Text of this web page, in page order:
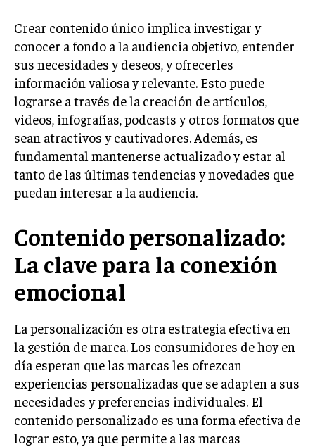
EMPRENDIMIENTO
INNOVACIÓN EMPRESARIAL
GESTIÓN DEL CAMBIO
LIDERAZGO
HABILIDADES DIRECTIVAS
EMPRENDIMIENTO
PLANIFICACIÓN EMPRESARIAL
FINANZAS Y CONTABILIDAD
GESTIÓN DE RECURSOS FINANCIEROS
INVERSIONES Y MERCADOS FINANCIEROS
ECONOMÍA EMPRESARIAL
INTERNACIONAL
NEGOCIOS INTERNACIONALES
COMERCIO INTERNACIONAL
EXPANSIÓN GLOBAL
Crear contenido único implica investigar y
conocer a fondo a la audiencia objetivo, entender
sus necesidades y deseos, y ofrecerles
información valiosa y relevante. Esto puede
lograrse a través de la creación de artículos,
videos, infografías, podcasts y otros formatos que
sean atractivos y cautivadores. Además, es
fundamental mantenerse actualizado y estar al
tanto de las últimas tendencias y novedades que
puedan interesar a la audiencia.
Contenido personalizado:
La clave para la conexión
emocional
La personalización es otra estrategia efectiva en
la gestión de marca. Los consumidores de hoy en
día esperan que las marcas les ofrezcan
experiencias personalizadas que se adapten a sus
necesidades y preferencias individuales. El
contenido personalizado es una forma efectiva de
lograr esto, ya que permite a las marcas